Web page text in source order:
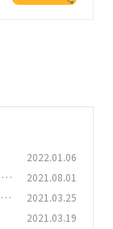
2022.01.06
2021.08.01
2021.03.25
2021.03.19